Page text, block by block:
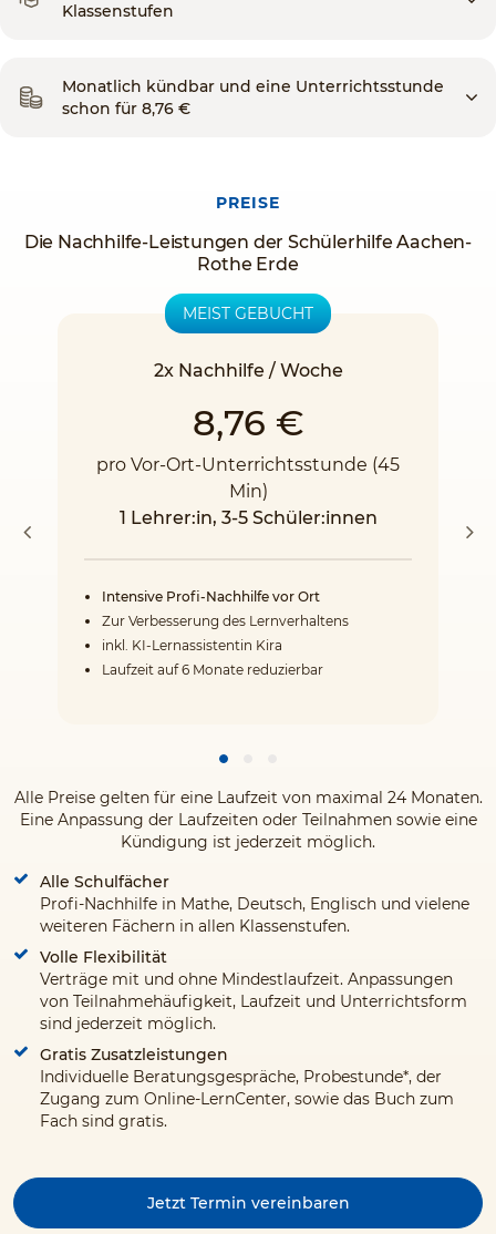
Klassenstufen
Monatlich kündbar und eine Unterrichtsstunde
schon für 8,76 €
PREISE
Die Nachhilfe-Leistungen der Schülerhilfe Aachen-
Rothe Erde
MEIST GEBUCHT
2x Nachhilfe / Woche
8,76 €
pro Vor-Ort-Unterrichtsstunde (45
Min)
1 Lehrer:in, 3-5 Schüler:innen
Intensive Profi-Nachhilfe vor Ort
Zur Verbesserung des Lernverhaltens
inkl. KI-Lernassistentin Kira
Laufzeit auf 6 Monate reduzierbar
Alle Preise gelten für eine Laufzeit von maximal 24 Monaten.
Eine Anpassung der Laufzeiten oder Teilnahmen sowie eine
Kündigung ist jederzeit möglich.
Alle Schulfächer
Profi-Nachhilfe in Mathe, Deutsch, Englisch und vielene
weiteren Fächern in allen Klassenstufen.
Volle Flexibilität
Verträge mit und ohne Mindestlaufzeit. Anpassungen
von Teilnahmehäufigkeit, Laufzeit und Unterrichtsform
sind jederzeit möglich.
Gratis Zusatzleistungen
Individuelle Beratungsgespräche, Probestunde*, der
Zugang zum Online-LernCenter, sowie das Buch zum
Fach sind gratis.
Jetzt Termin vereinbaren